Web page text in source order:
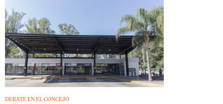
DEBATE EN EL CONCEJO